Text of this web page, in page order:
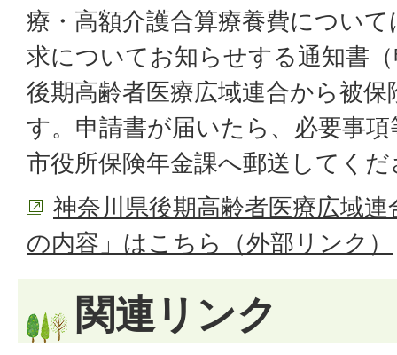
療・高額介護合算療養費につい
求についてお知らせする通知書
後期高齢者医療広域連合から被
す。申請書が届いたら、必要事
市役所保険年金課へ郵送してく
神奈川県後期高齢者医療広域
の内容」はこちら（外部リンク）
関連リンク